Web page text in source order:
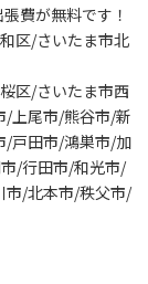
費が無料です！
区/さいたま市北
区/さいたま市西
/上尾市/熊谷市/新
/戸田市/鴻巣市/加
/行田市/和光市/
市/北本市/秩父市/